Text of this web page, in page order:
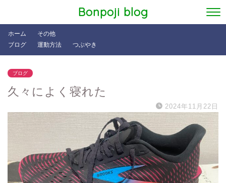
Bonpoji blog
ホーム
ブログ
その他
運動方法
つぶやき
ブログ
久々によく寝れた
2024年11月22日